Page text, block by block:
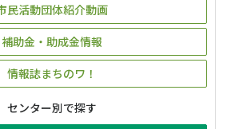
民活動団体紹介動画
補助金・助成金情報
情報誌まちのワ！
センター別で探す